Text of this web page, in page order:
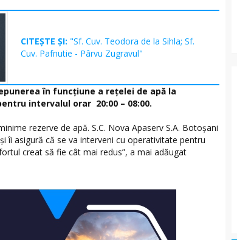
CITEȘTE ȘI: "Sf. Cuv. Teodora de la Sihla; Sf.
Cuv. Pafnutie - Pârvu Zugravul"
în funcţiune a reţelei de apă la
intervalul orar 20:00 – 08:00.
rezerve de apă. S.C. Nova Apaserv S.A. Botoşani
îi asigură că se va interveni cu operativitate pentru
creat să fie cât mai redus”, a mai adăugat